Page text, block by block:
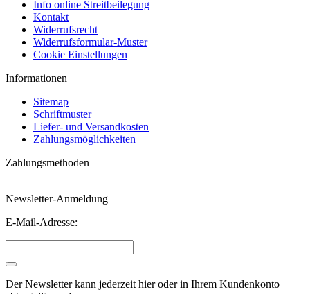
Info online Streitbeilegung
Kontakt
Widerrufsrecht
Widerrufsformular-Muster
Cookie Einstellungen
Informationen
Sitemap
Schriftmuster
Liefer- und Versandkosten
Zahlungsmöglichkeiten
Zahlungsmethoden
Newsletter-Anmeldung
E-Mail-Adresse:
Der Newsletter kann jederzeit hier oder in Ihrem Kundenkonto